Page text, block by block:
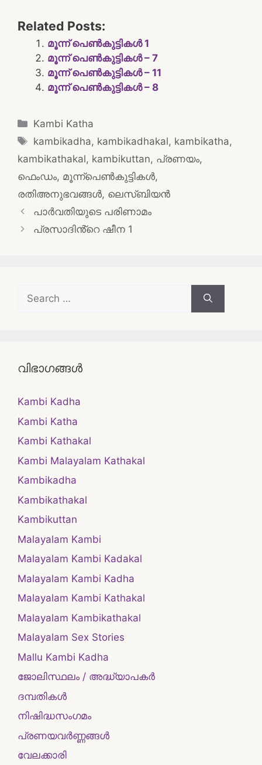
Related Posts:
മൂന്ന് പെൺകുട്ടികൾ 1
മൂന്ന്‌ പെൺകുട്ടികൾ – 7
മൂന്ന്‌ പെൺകുട്ടികൾ – 11
മൂന്ന്‌ പെൺകുട്ടികൾ – 8
Categories
Kambi Katha
Tags
kambikadha, kambikadhakal, kambikatha,
kambikathakal, kambikuttan, പ്രണയം,
ഫെംഡം, മൂന്ന്പെൺകുട്ടികൾ,
രതിഅനുഭവങ്ങൾ, ലെസ്ബിയൻ
Post
navigation
പാർവതിയുടെ പരിണാമം
പ്രസാദിൻ്റെ ഷീന 1
Search
for:
വിഭാഗങ്ങൾ
Kambi Kadha
Kambi Katha
Kambi Kathakal
Kambi Malayalam Kathakal
Kambikadha
Kambikathakal
Kambikuttan
Malayalam Kambi
Malayalam Kambi Kadakal
Malayalam Kambi Kadha
Malayalam Kambi Kathakal
Malayalam Kambikathakal
Malayalam Sex Stories
Mallu Kambi Kadha
ജോലിസ്ഥലം / അദ്ധ്യാപകർ
ദമ്പതികള്‍
നിഷിദ്ധസംഗമം
പ്രണയവർണ്ണങ്ങൾ
വേലക്കാരി